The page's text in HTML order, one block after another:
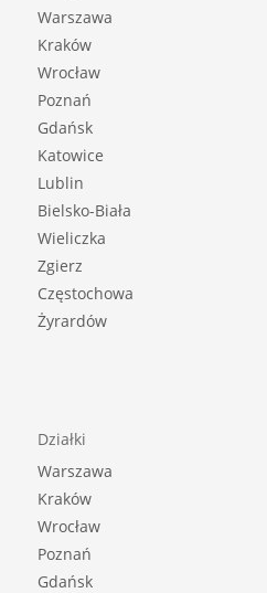
Warszawa
Kraków
Wrocław
Poznań
Gdańsk
Katowice
Lublin
Bielsko-Biała
Wieliczka
Zgierz
Częstochowa
Żyrardów
Działki
Warszawa
Kraków
Wrocław
Poznań
Gdańsk